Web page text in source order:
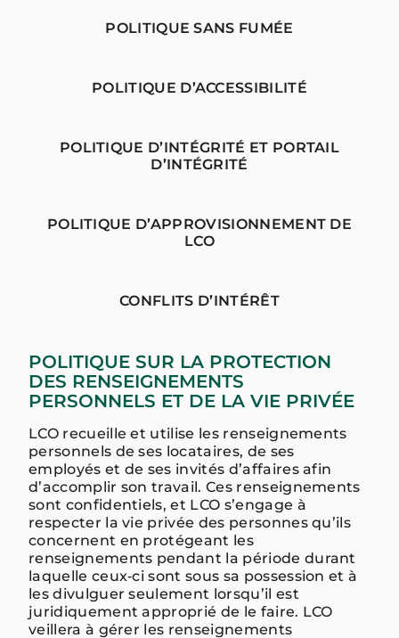
POLITIQUE SANS FUMÉE
POLITIQUE D’ACCESSIBILITÉ
POLITIQUE D’INTÉGRITÉ ET PORTAIL
D’INTÉGRITÉ
POLITIQUE D’APPROVISIONNEMENT DE
LCO
CONFLITS D’INTÉRÊT
POLITIQUE SUR LA PROTECTION
DES RENSEIGNEMENTS
PERSONNELS ET DE LA VIE PRIVÉE
LCO recueille et utilise les renseignements
personnels de ses locataires, de ses
employés et de ses invités d’affaires afin
d’accomplir son travail. Ces renseignements
sont confidentiels, et LCO s’engage à
respecter la vie privée des personnes qu’ils
concernent en protégeant les
renseignements pendant la période durant
laquelle ceux‑ci sont sous sa possession et à
les divulguer seulement lorsqu’il est
juridiquement approprié de le faire. LCO
veillera à gérer les renseignements